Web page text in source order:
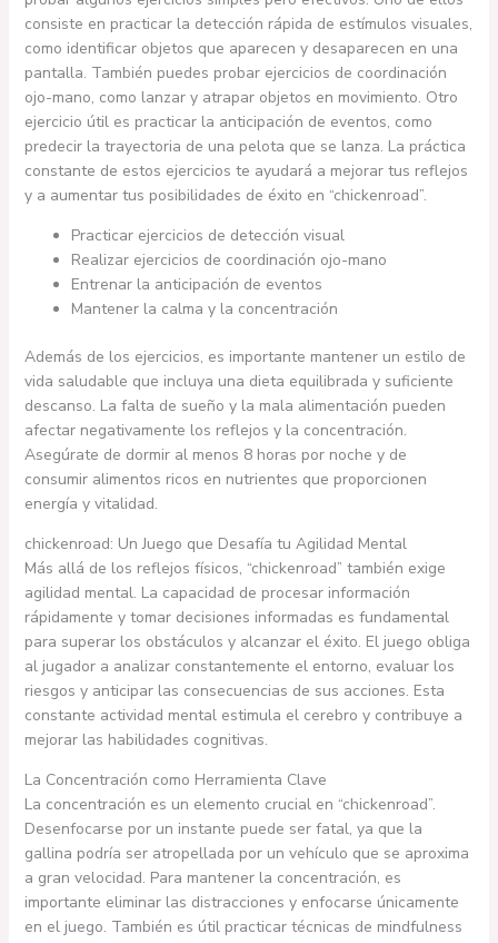
consiste en practicar la detección rápida de estímulos visuales,
como identificar objetos que aparecen y desaparecen en una
pantalla. También puedes probar ejercicios de coordinación
ojo-mano, como lanzar y atrapar objetos en movimiento. Otro
ejercicio útil es practicar la anticipación de eventos, como
predecir la trayectoria de una pelota que se lanza. La práctica
constante de estos ejercicios te ayudará a mejorar tus reflejos
y a aumentar tus posibilidades de éxito en “chickenroad”.
Practicar ejercicios de detección visual
Realizar ejercicios de coordinación ojo-mano
Entrenar la anticipación de eventos
Mantener la calma y la concentración
Además de los ejercicios, es importante mantener un estilo de
vida saludable que incluya una dieta equilibrada y suficiente
descanso. La falta de sueño y la mala alimentación pueden
afectar negativamente los reflejos y la concentración.
Asegúrate de dormir al menos 8 horas por noche y de
consumir alimentos ricos en nutrientes que proporcionen
energía y vitalidad.
chickenroad: Un Juego que Desafía tu Agilidad Mental
Más allá de los reflejos físicos, “chickenroad” también exige
agilidad mental. La capacidad de procesar información
rápidamente y tomar decisiones informadas es fundamental
para superar los obstáculos y alcanzar el éxito. El juego obliga
al jugador a analizar constantemente el entorno, evaluar los
riesgos y anticipar las consecuencias de sus acciones. Esta
constante actividad mental estimula el cerebro y contribuye a
mejorar las habilidades cognitivas.
La Concentración como Herramienta Clave
La concentración es un elemento crucial en “chickenroad”.
Desenfocarse por un instante puede ser fatal, ya que la
gallina podría ser atropellada por un vehículo que se aproxima
a gran velocidad. Para mantener la concentración, es
importante eliminar las distracciones y enfocarse únicamente
en el juego. También es útil practicar técnicas de mindfulness